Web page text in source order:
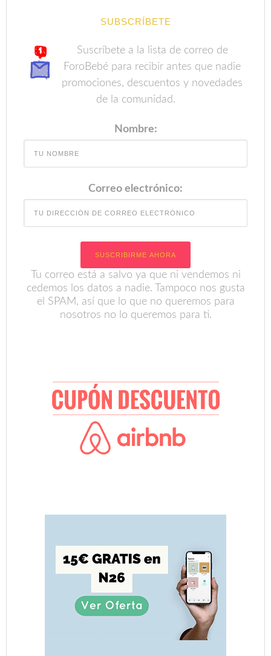
SUBSCRÍBETE
Suscríbete a la lista de correo de
ForoBebé para recibir antes que nadie
promociones, descuentos y novedades
de la comunidad.
Nombre:
Correo electrónico:
Tu correo está a salvo ya que ni vendemos ni
cedemos los datos a nadie. Tampoco nos gusta
el SPAM, así que lo que no queremos para
nosotros no lo queremos para ti.